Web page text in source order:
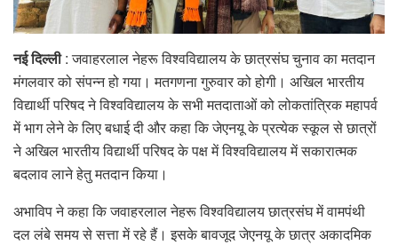
नई दिल्ली: जवाहरलाल नेहरू विश्वविद्यालय के छात्रसंघ चुनाव का मतदान
मंगलवार को संपन्न हो गया। मतगणना गुरुवार को होगी। अखिल भारतीय
विद्यार्थी परिषद ने विश्वविद्यालय के सभी मतदाताओं को लोकतांत्रिक महापर्व
में भाग लेने के लिए बधाई दी और कहा कि जेएनयू के प्रत्येक स्कूल से छात्रों
ने अखिल भारतीय विद्यार्थी परिषद के पक्ष में विश्वविद्यालय में सकारात्मक
बदलाव लाने हेतु मतदान किया।
अभाविप ने कहा कि जवाहरलाल नेहरू विश्वविद्यालय छात्रसंघ में वामपंथी
दल लंबे समय से सत्ता में रहे हैं। इसके बावजूद जेएनयू के छात्र अकादमिक